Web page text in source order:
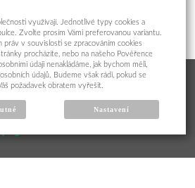
využívají. Jednotlivé typy cookies a
Zvolte prosím Vámi preferovanou variantu.
v souvislosti se zpracováním cookies
procházíte, nebo na našeho Pověřence
údaji nenakládáme, jak bychom měli,
údajů. Budeme však rádi, pokud se
požadavek obratem vyřešit.
Nastavení